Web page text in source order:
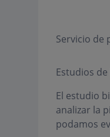
Servicio de
Estudios
El estudio
analizar la
podamos